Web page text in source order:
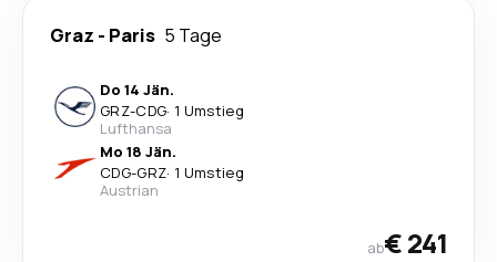
Graz - Paris 5 Tage
Do 14 Jän.
GRZ-CDG· 1 Umstieg
Lufthansa
Mo 18 Jän.
CDG-GRZ· 1 Umstieg
Austrian
ab€ 241